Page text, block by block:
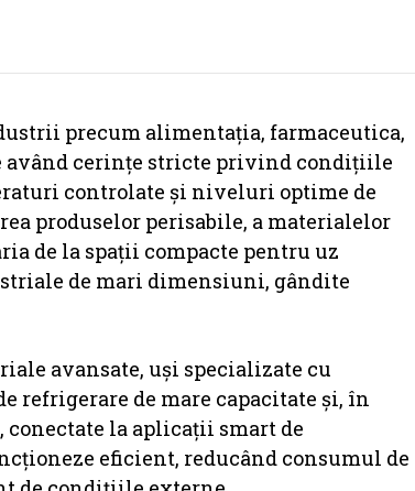
precum alimentația, farmaceutica,
având cerințe stricte privind condițiile
controlate și niveluri optime de
produselor perisabile, a materialelor
de la spații compacte pentru uz
de mari dimensiuni, gândite
avansate, uși specializate cu
refrigerare de mare capacitate și, în
la aplicații smart de
eficient, reducând consumul de